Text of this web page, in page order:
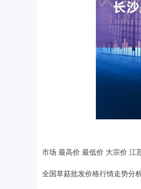
市场 最高价 最低价 大宗价 江
全国草菇批发价格行情走势分